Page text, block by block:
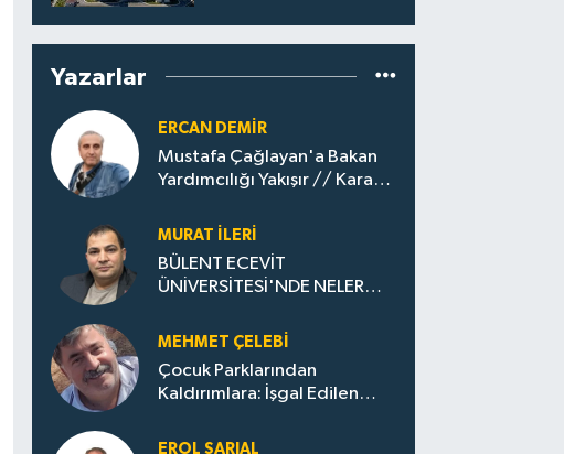
Yazarlar
ERCAN DEMIR
Mustafa Çağlayan'a Bakan
Yardımcılığı Yakışır // ​Kara
Zonguldak'ın Dönüşümü..
MURAT İLERI
BÜLENT ECEVİT
ÜNİVERSİTESİ'NDE NELER
MEHMET ÇELEBI
Çocuk Parklarından
Kaldırımlara: İşgal Edilen
Evler Çöp Dolu
EROL SARIAL